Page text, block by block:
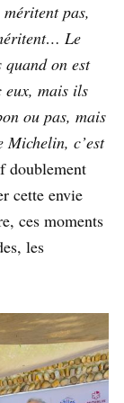
pas,
Le
quand on est
eux, mais ils
ou pas, mais
Michelin, c’est
doublement
cette envie
ces moments
les